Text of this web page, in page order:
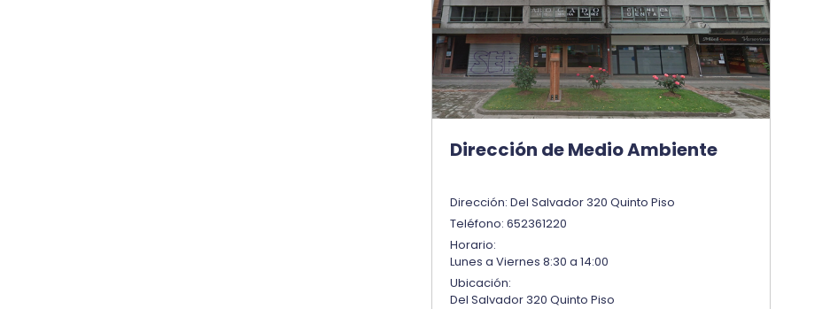
Dirección de Medio Ambiente
Dirección: Del Salvador 320 Quinto Piso
Teléfono: 652361220
Horario:
Lunes a Viernes 8:30 a 14:00
Ubicación:
Del Salvador 320 Quinto Piso